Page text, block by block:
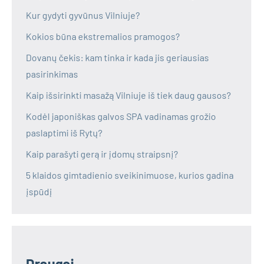
Kur gydyti gyvūnus Vilniuje?
Kokios būna ekstremalios pramogos?
Dovanų čekis: kam tinka ir kada jis geriausias
pasirinkimas
Kaip išsirinkti masažą Vilniuje iš tiek daug gausos?
Kodėl japoniškas galvos SPA vadinamas grožio
paslaptimi iš Rytų?
Kaip parašyti gerą ir įdomų straipsnį?
5 klaidos gimtadienio sveikinimuose, kurios gadina
įspūdį